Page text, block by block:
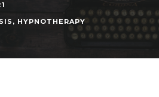
, HYPNOTHERAPY